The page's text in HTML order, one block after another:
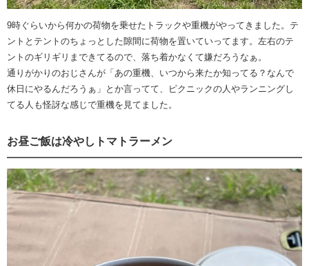
9時ぐらいから何かの荷物を乗せたトラックや重機がやってきました。テ
ントとテントのちょっとした隙間に荷物を置いていってます。左右のテ
ントのギリギリまできてるので、落ち着かなくて嫌だろうなぁ。
通りがかりのおじさんが「あの重機、いつから来たか知ってる？なんで
休日にやるんだろうぁ」とか言ってて、ピクニックの人やランニングし
てる人も怪訝な感じで重機を見てました。
お昼ご飯は冷やしトマトラーメン